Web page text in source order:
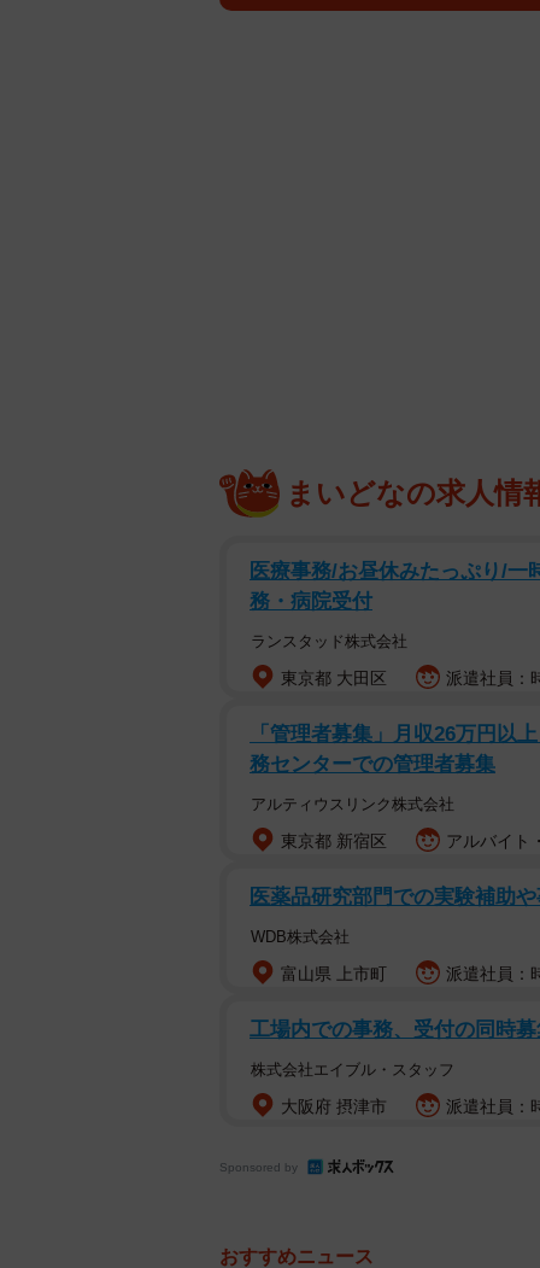
まいどなの求人情
医療事務/お昼休みたっぷり/
務・病院受付
ランスタッド株式会社
東京都 大田区 派遣社員：
「管理者募集」月収26万円以
務センターでの管理者募集
アルティウスリンク株式会社
東京都 新宿区 アルバイト
医薬品研究部門での実験補助
WDB株式会社
富山県 上市町 派遣社員：
工場内での事務、受付の同時
株式会社エイブル・スタッフ
大阪府 摂津市 派遣社員：
Sponsored by
おすすめニュース